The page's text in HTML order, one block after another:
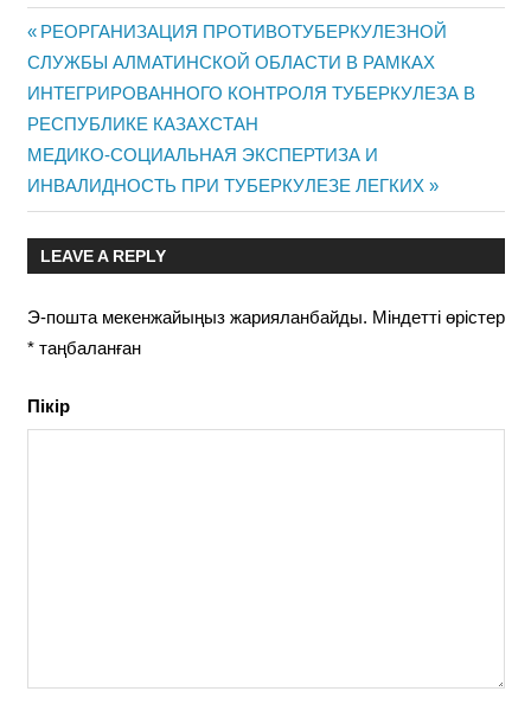
Жазба
навигациясы
Previous
Post:
РЕОРГАНИЗАЦИЯ ПРОТИВОТУБЕРКУЛЕЗНОЙ
СЛУЖБЫ АЛМАТИНСКОЙ ОБЛАСТИ В РАМКАХ
ИНТЕГРИРОВАННОГО КОНТРОЛЯ ТУБЕРКУЛЕЗА В
РЕСПУБЛИКЕ КАЗАХСТАН
Next
Post:
МЕДИКО-СОЦИАЛЬНАЯ ЭКСПЕРТИЗА И
ИНВАЛИДНОСТЬ ПРИ ТУБЕРКУЛЕЗЕ ЛЕГКИХ
LEAVE A REPLY
Э-пошта мекенжайыңыз жарияланбайды. Міндетті өрістер
*таңбаланған
Пікір